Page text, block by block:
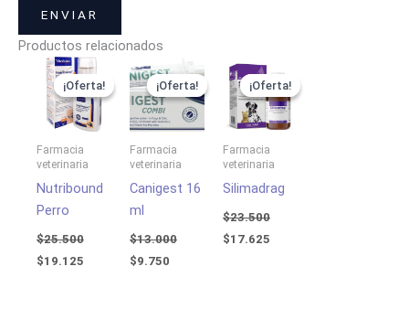
Productos relacionados
¡Oferta!
¡Oferta!
Farmacia
veterinaria
Nutribound
Perro
$25.500
precio
original
era:
$25.500.
$19.125
precio
actual
es:
$19.125.
¡Oferta!
¡Oferta!
Farmacia
veterinaria
Canigest 16
ml
$13.000
precio
original
era:
$13.000.
$9.750
precio
actual
es:
$9.750.
¡Oferta!
¡Oferta!
Farmacia
veterinaria
Silimadrag
$23.500
El
precio
original
era:
$23.500.
$17.625
precio
actual
es:
$17.625.